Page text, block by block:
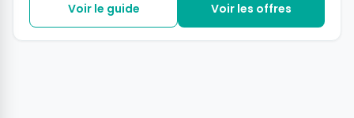
Voir le guide Voir les offres